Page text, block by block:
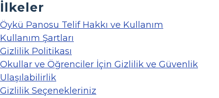
İlkeler
Öykü Panosu Telif Hakkı ve Kullanım
Kullanım Şartları
Gizlilik Politikası
Okullar ve Öğrenciler İçin Gizlilik ve Güvenlik
Ulaşılabilirlik
Gizlilik Seçenekleriniz